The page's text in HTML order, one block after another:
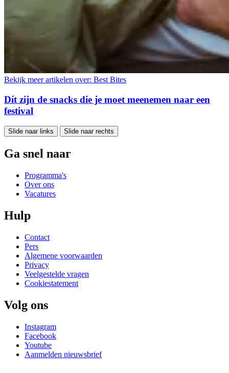
Bekijk meer artikelen over: Best Bites
Dít zijn de snacks die je moet meenemen naar een
festival
Slide naar links Slide naar rechts
Ga snel naar
Programma's
Over ons
Vacatures
Hulp
Contact
Pers
Algemene voorwaarden
Privacy
Veelgestelde vragen
Cookiestatement
Volg ons
Instagram
Facebook
Youtube
Aanmelden nieuwsbrief